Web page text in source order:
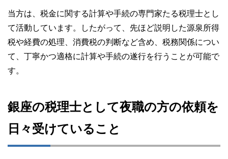
当方は、税金に関する計算や手続の専門家たる税理士とし
て活動しています。したがって、先ほど説明した源泉所得
税や経費の処理、消費税の判断など含め、税務関係につい
て、丁寧かつ適格に計算や手続の遂行を行うことが可能で
す。
銀座の税理士として夜職の方の依頼を
日々受けていること